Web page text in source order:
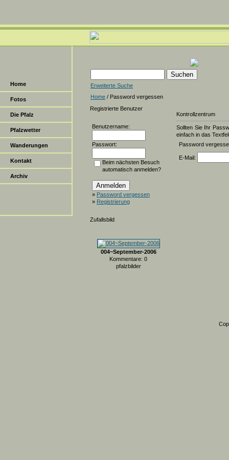
Home
Fotos
Die Pfalz
Pfalzwetter
Wanderungen
Kontakt
Archiv
Erweiterte Suche
Home / Password vergessen
Registrierte Benutzer
Benutzername:
Passwort:
Beim nächsten Besuch
automatisch anmelden?
» Password vergessen
» Registrierung
Zufallsbild
004~September-2006
Kommentare: 0
pfalzbilder
Kontrollzentrum
Sollten Sie Ihr
einfach in das
Password
E-Mail: